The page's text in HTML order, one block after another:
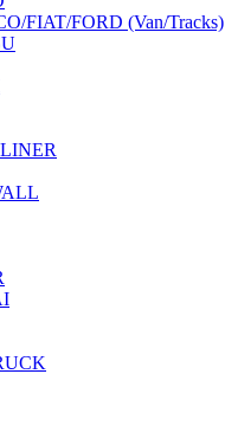
FIAT/FORD (Van/Tracks)